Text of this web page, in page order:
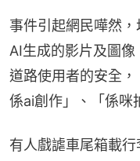
事件引起網民嘩然
AI生成的影片及圖
道路使用者的安全
係ai創作」、「係咪
有人戲謔車尾箱載